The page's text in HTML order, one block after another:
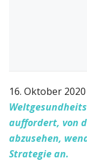
16. Oktober
auffordert, von
abzusehen,
Strategie an.